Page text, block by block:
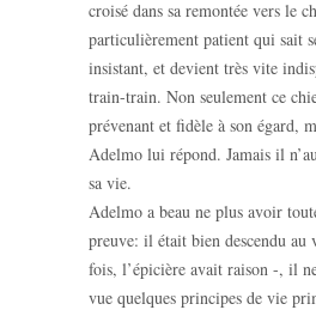
croisé dans sa remontée vers le
particulièrement patient qui sait
insistant, et devient très vite
train-train. Non seulement ce
prévenant et fidèle à son égard,
Adelmo lui répond. Jamais il
sa vie.
Adelmo a beau ne plus avoir
preuve: il était bien descendu au
fois, l’épicière avait raison -, il
vue quelques principes de vie